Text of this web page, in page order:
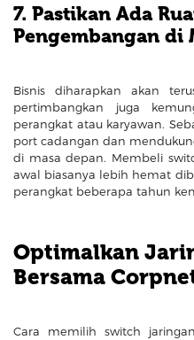
7. Pastikan Ada
Pengembangan di
Bisnis diharapkan akan
pertimbangkan juga
perangkat atau karyawan.
port cadangan dan
di masa depan. Membeli
awal biasanya lebih hemat
perangkat beberapa tahun
Optimalkan
Bersama
Cara memilih switch